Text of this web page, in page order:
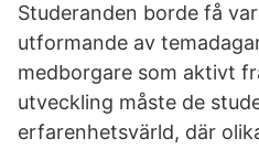
Studeranden borde få
utformande av
medborgare som aktivt
utveckling måste de
erfarenhetsvärld, där